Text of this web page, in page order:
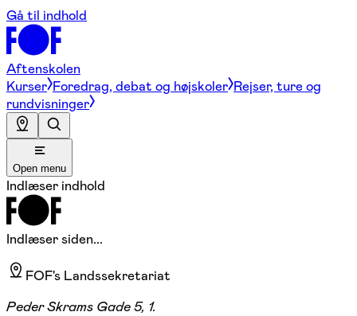
Gå til indhold
Aftenskolen
Kurser Foredrag, debat og højskoler Rejser, ture og
rundvisninger
Open menu
Indlæser indhold
Indlæser siden...
FOF's Landssekretariat
Peder Skrams Gade 5, 1.